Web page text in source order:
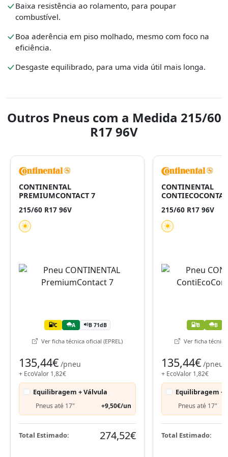
Baixa resistência ao rolamento, para poupar
combustível.
Boa aderência em piso molhado, mesmo com foco na
eficiência.
Desgaste equilibrado, para uma vida útil mais longa.
Outros Pneus com a Medida 215/60
R17 96V
CONTINENTAL
PREMIUMCONTACT 7
215/60 R17 96V
C A B 71dB
Ver ficha técnica oficial (EPREL)
135,44€ /pneu
+ EcoValor 1,82€
Equilibragem + Válvula
Pneus até 17" +9,50€/un
Total Estimado: 274,52€
CONTINENTAL
215/60 R17 96V
B B
Ver ficha técnica
135,44€ /pneu
+ EcoValor 1,82€
Equilibragem +
Pneus até 17"
Total Estimado: